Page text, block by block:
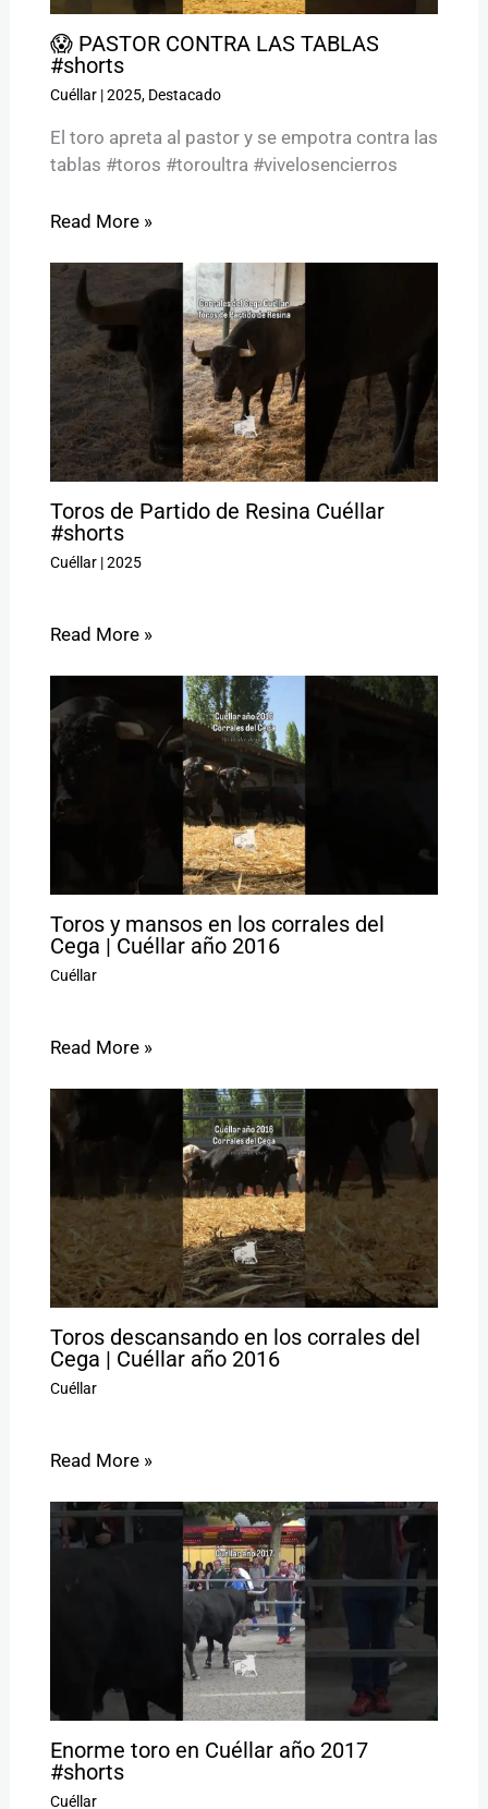
😱 PASTOR CONTRA LAS TABLAS
#shorts
Cuéllar|2025, Destacado
El toro apreta al pastor y se empotra contra las
tablas #toros #toroultra #vivelosencierros
Read More »
Toros de Partido de Resina Cuéllar
#shorts
Cuéllar|2025
Read More »
Toros y mansos en los corrales del
Cega | Cuéllar año 2016
Cuéllar
Read More »
Toros descansando en los corrales del
Cega | Cuéllar año 2016
Cuéllar
Read More »
Enorme toro en Cuéllar año 2017
#shorts
Cuéllar